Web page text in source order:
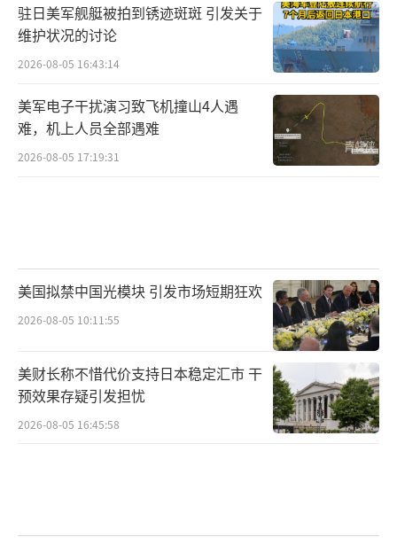
驻日美军舰艇被拍到锈迹斑斑 引发关于
维护状况的讨论
2026-08-05 16:43:14
美军电子干扰演习致飞机撞山4人遇
难，机上人员全部遇难
2026-08-05 17:19:31
美国拟禁中国光模块 引发市场短期狂欢
2026-08-05 10:11:55
美财长称不惜代价支持日本稳定汇市 干
预效果存疑引发担忧
2026-08-05 16:45:58